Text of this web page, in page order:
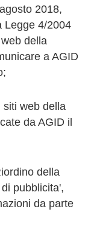
2018,
Legge 4/2004
della
a AGID
web della
da AGID il
della
pubblicita',
da parte